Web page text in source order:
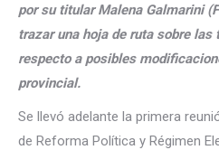
por su titular Malena Galmarini
trazar una hoja de ruta sobre
respecto a posibles
provincial.
Se llevó adelante la primera
de Reforma Política y Régimen